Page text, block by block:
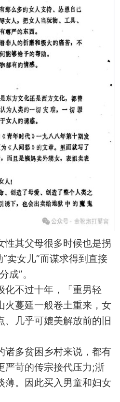
其父母很多时候也是拐
卖女儿”而谋求得到直接
成”。
不过十年，「重男轻
火蔓延一般卷土重来，女
、几乎可媲美解放前的旧
多贫困乡村来说，都有
严苛的传宗接代压力;浙
薄。因此买入男童和妇女